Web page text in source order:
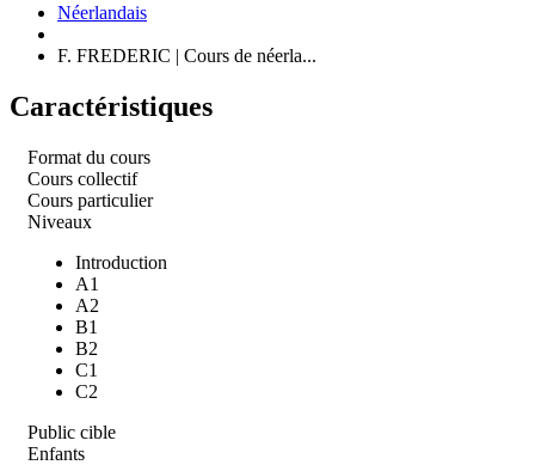
Néerlandais
F. FREDERIC | Cours de néerla...
Caractéristiques
Format du cours
Cours collectif
Cours particulier
Niveaux
Introduction
A1
A2
B1
B2
C1
C2
Public cible
Enfants